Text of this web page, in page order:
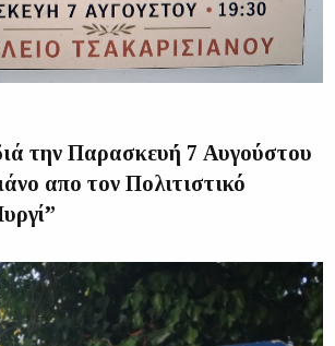
την Παρασκευή 7 Αυγούστου
απο τον Πολιτιστικό